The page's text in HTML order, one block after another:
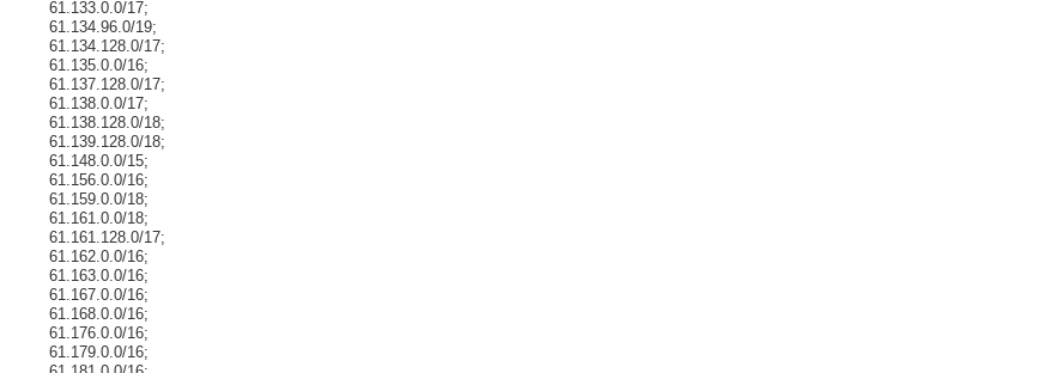
61.133.0.0/17;
61.134.96.0/19;
61.134.128.0/17;
61.135.0.0/16;
61.137.128.0/17;
61.138.0.0/17;
61.138.128.0/18;
61.139.128.0/18;
61.148.0.0/15;
61.156.0.0/16;
61.159.0.0/18;
61.161.0.0/18;
61.161.128.0/17;
61.162.0.0/16;
61.163.0.0/16;
61.167.0.0/16;
61.168.0.0/16;
61.176.0.0/16;
61.179.0.0/16;